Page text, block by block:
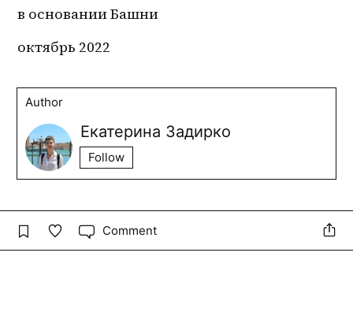
в основании Башни
октябрь 2022
Author
Екатерина Задирко
Follow
Comment